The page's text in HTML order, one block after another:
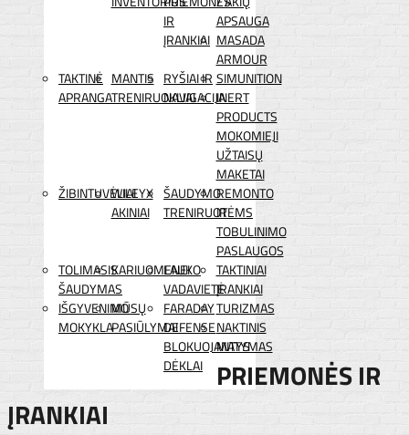
IR
ĮRANKIAI
APSAUGA
MASADA
ARMOUR
TAKTINĖ
APRANGA
MANTIS
TRENIRUOKLIAI
RYŠIAI IR
NAVIGACIJA
SIMUNITION
INERT
PRODUCTS
MOKOMIEJI
UŽTAISŲ
MAKETAI
ŽIBINTUVĖLIAI
WILEYX
AKINIAI
ŠAUDYMO
TRENIRUOTĖMS
REMONTO
IR
TOBULINIMO
PASLAUGOS
TOLIMASIS
ŠAUDYMAS
KARIUOMENEI
LAUKO
VADAVIETĖ
TAKTINIAI
ĮRANKIAI
IŠGYVENIMO
MOKYKLA
MŪSŲ
PASIŪLYMAI
FARADAY
DEFENSE
BLOKUOJANTYS
DĖKLAI
TURIZMAS
NAKTINIS
MATYMAS
PRIEMONĖS IR
ĮRANKIAI